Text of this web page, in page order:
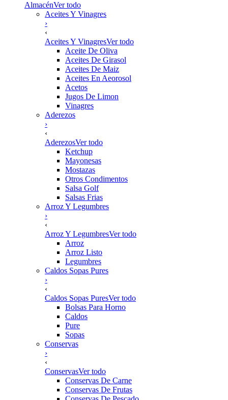
AlmacénVer todo
Aceites Y Vinagres
›
‹
Aceites Y VinagresVer todo
Aceite De Oliva
Aceites De Girasol
Aceites De Maiz
Aceites En Aeorosol
Acetos
Jugos De Limon
Vinagres
Aderezos
›
‹
AderezosVer todo
Ketchup
Mayonesas
Mostazas
Otros Condimentos
Salsa Golf
Salsas Frias
Arroz Y Legumbres
›
‹
Arroz Y LegumbresVer todo
Arroz
Arroz Listo
Legumbres
Caldos Sopas Pures
›
‹
Caldos Sopas PuresVer todo
Bolsas Para Horno
Caldos
Pure
Sopas
Conservas
›
‹
ConservasVer todo
Conservas De Carne
Conservas De Frutas